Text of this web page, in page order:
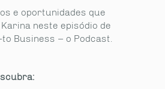
e oportunidades que
neste episódio de
Business – o Podcast.